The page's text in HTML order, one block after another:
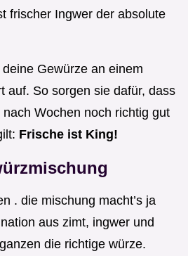
frischer Ingwer der absolute
Gewürze an einem
auf. So sorgen sie dafür, dass
Wochen noch richtig gut
Frische ist King!
. die mischung macht’s ja
aus zimt, ingwer und
die richtige würze.